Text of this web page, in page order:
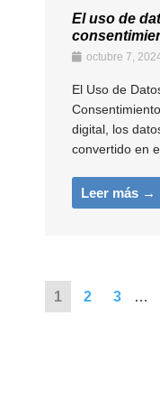
El uso de
octubre 7,
El Uso de
digital, los
convertido en
Leer más →
1 2 3 …